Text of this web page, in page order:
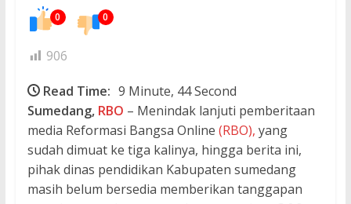
0 0
906
Read Time: 9 Minute, 44 Second
Sumedang, RBO – Menindak lanjuti pemberitaan
media Reformasi Bangsa Online (RBO), yang
sudah dimuat ke tiga kalinya, hingga berita ini,
pihak dinas pendidikan Kabupaten sumedang
masih belum bersedia memberikan tanggapan